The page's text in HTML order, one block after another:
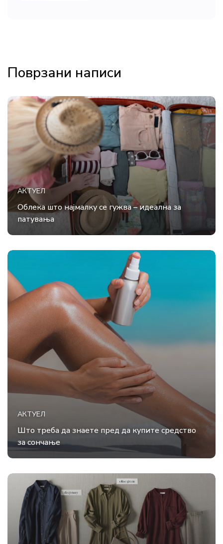
Поврзани написи
АКТУЕЛ
Облека што најмалку се гужва – идеална за
патувања
АКТУЕЛ
Што треба да знаете пред да купите средство
за сончање